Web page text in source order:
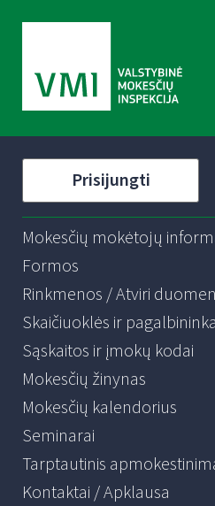
Prisijungti
Mokesčių mokėtojų
Formos
Rinkmenos / Atviri
Skaičiuoklės ir
Sąskaitos ir įmokų kodai
Mokesčių žinynas
Mokesčių kalendorius
Seminarai
Tarptautinis
Kontaktai / Apklausa